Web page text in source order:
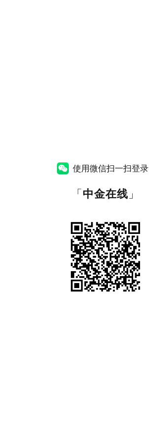
使用微信扫一扫登录
「中金在线 」